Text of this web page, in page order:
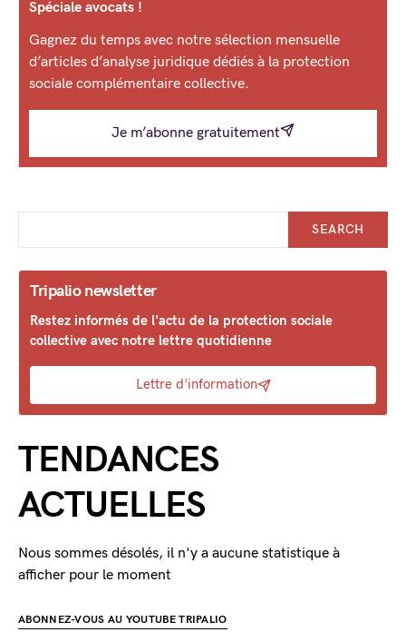
Spéciale avocats !
Gagnez du temps avec notre sélection mensuelle
d’articles d’analyse juridique dédiés à la protection
sociale complémentaire collective.
Je m’abonne gratuitement
SEARCH
Tripalio newsletter
Restez informés de l'actu de la protection sociale
collective avec notre lettre quotidienne
Lettre d'information
TENDANCES
ACTUELLES
Nous sommes désolés, il n'y a aucune statistique à
afficher pour le moment
ABONNEZ-VOUS AU YOUTUBE TRIPALIO